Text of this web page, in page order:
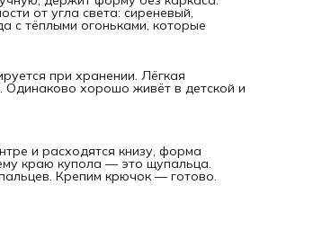
от угла света: сиреневый,
с тёплыми огоньками, которые
при хранении. Лёгкая
Одинаково хорошо живёт в детской и
и расходятся книзу, форма
краю купола — это щупальца.
Крепим крючок — готово.